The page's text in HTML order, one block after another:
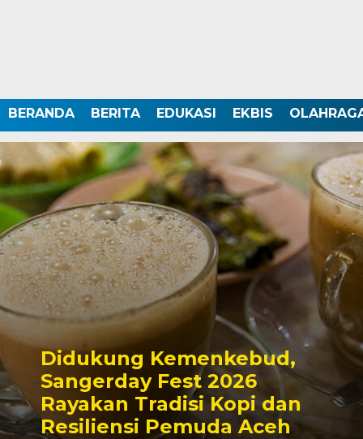
BERANDA BERITA EDUKASI EKBIS
Didukung Kemenkebud,
Sangerday Fest 2026
Rayakan Tradisi Kopi dan
Resiliensi Pemuda Aceh